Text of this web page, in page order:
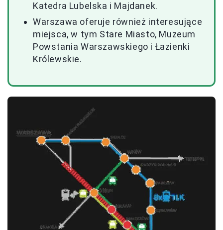
Katedra Lubelska i Majdanek.
Warszawa oferuje również interesujące
miejsca, w tym Stare Miasto, Muzeum
Powstania Warszawskiego i Łazienki
Królewskie.